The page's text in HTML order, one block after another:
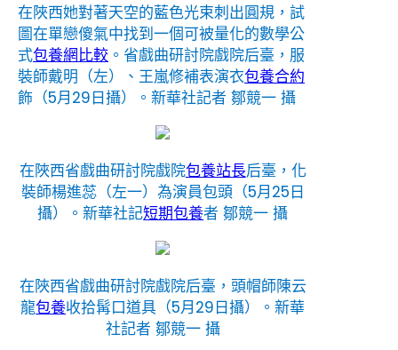
在陜西她對著天空的藍色光束刺出圓規，試
圖在單戀傻氣中找到一個可被量化的數學公
式包養網比較 。省戲曲研討院戲院后臺，服
裝師戴明（左）、王嵐修補表演衣包養合約
飾（5月29日攝）。新華社記者 鄒競一 攝
在陜西省戲曲研討院戲院包養站長后臺，化
裝師楊進蕊（左一）為演員包頭（5月25日
攝）。新華社記短期包養者 鄒競一 攝
在陜西省戲曲研討院戲院后臺，頭帽師陳云
龍包養收拾髯口道具（5月29日攝）。新華
社記者 鄒競一 攝